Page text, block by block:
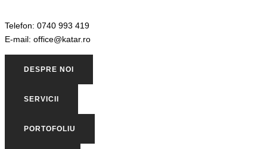
Telefon: 0740 993 419
E-mail: office@katar.ro
DESPRE NOI
SERVICII
PORTOFOLIU